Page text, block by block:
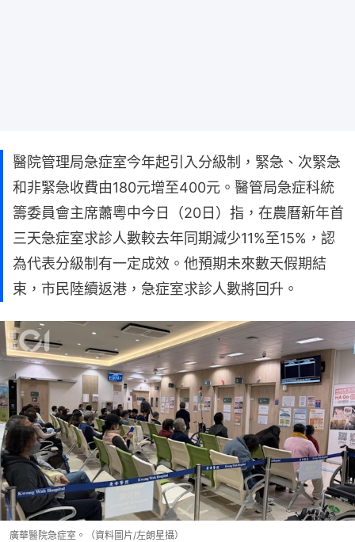
醫院管理局急症室今年起引入分級制，緊急、次緊急
和非緊急收費由180元增至400元。醫管局急症科統
籌委員會主席蕭粵中今日（20日）指，在農曆新年首
三天急症室求診人數較去年同期減少11%至15%，認
為代表分級制有一定成效。他預期未來數天假期結
束，市民陸續返港，急症室求診人數將回升。
廣華醫院急症室。（資料圖片/左朗星攝）